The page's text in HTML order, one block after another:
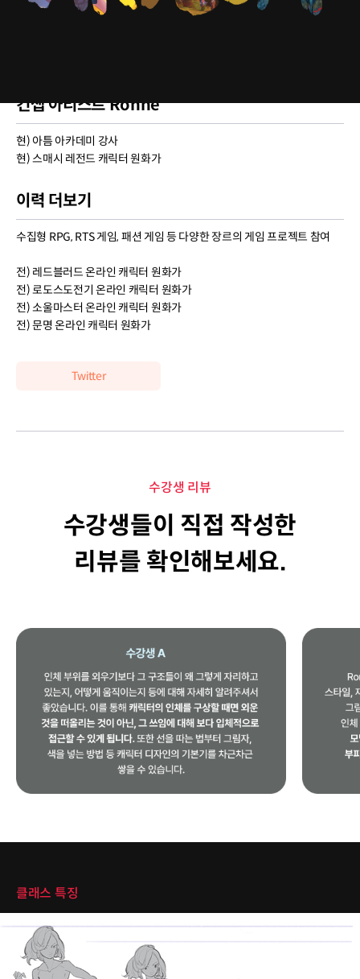
컨셉 아티스트 Ronne
현) 아틈 아카데미 강사
현) 스매시 레전드 캐릭터 원화가
이력 더보기
수집형 RPG, RTS 게임, 패션 게임 등 다양한 장르의 게임 프로젝트 참여
전) 레드블러드 온라인 캐릭터 원화가
전) 로도스도전기 온라인 캐릭터 원화가
전) 소울마스터 온라인 캐릭터 원화가
전) 문명 온라인 캐릭터 원화가
Twitter
수강생 리뷰
수강생들이 직접 작성한
리뷰를 확인해보세요.
클래스 특징